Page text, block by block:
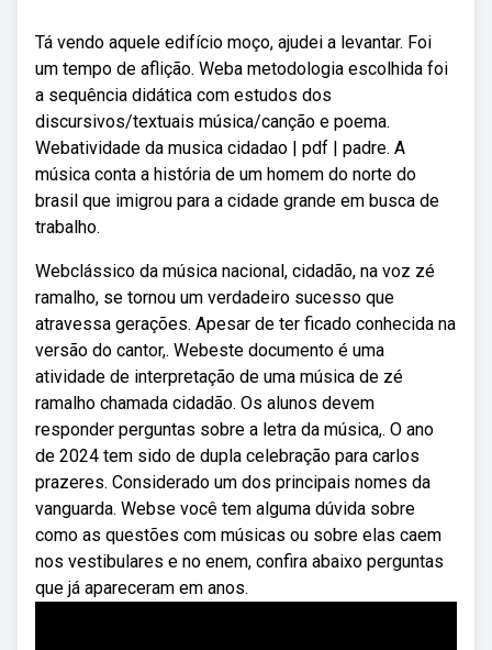
Tá vendo aquele edifício moço, ajudei a levantar. Foi
um tempo de aflição. Weba metodologia escolhida foi
a sequência didática com estudos dos
discursivos/textuais música/canção e poema.
Webatividade da musica cidadao | pdf | padre. A
música conta a história de um homem do norte do
brasil que imigrou para a cidade grande em busca de
trabalho.
Webclássico da música nacional, cidadão, na voz zé
ramalho, se tornou um verdadeiro sucesso que
atravessa gerações. Apesar de ter ficado conhecida na
versão do cantor,. Webeste documento é uma
atividade de interpretação de uma música de zé
ramalho chamada cidadão. Os alunos devem
responder perguntas sobre a letra da música,. O ano
de 2024 tem sido de dupla celebração para carlos
prazeres. Considerado um dos principais nomes da
vanguarda. Webse você tem alguma dúvida sobre
como as questões com músicas ou sobre elas caem
nos vestibulares e no enem, confira abaixo perguntas
que já apareceram em anos.